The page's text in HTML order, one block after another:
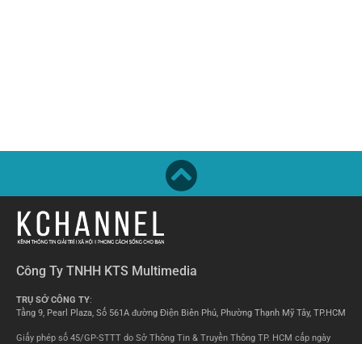
Công Ty TNHH KTS Multimedia
TRỤ SỞ CÔNG TY:
Tầng 9, Pearl Plaza, Số 561A đường Điện Biên Phủ, Phường Thạnh Mỹ Tây, TP.HCM
Giấy phép số 45/GP-STTT do Sở Thông Tin & Truyền Thông TP. HCM cấp ngày